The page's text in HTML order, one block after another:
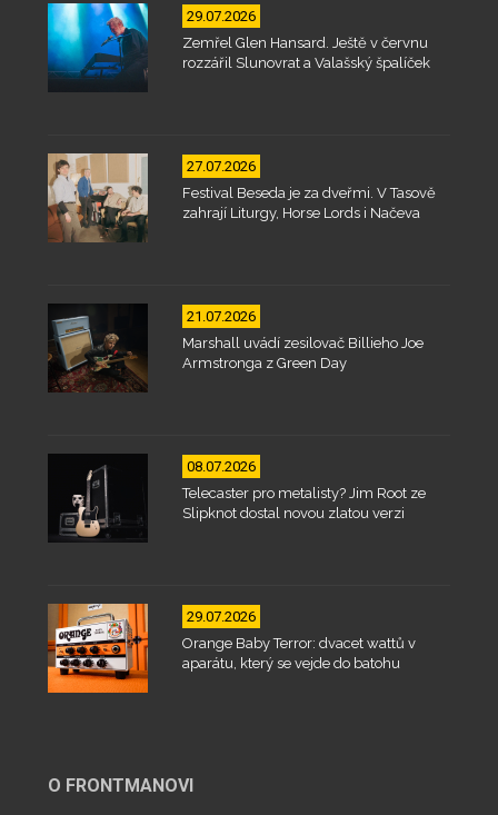
29.07.2026
Zemřel Glen Hansard. Ještě v červnu
rozzářil Slunovrat a Valašský špalíček
27.07.2026
Festival Beseda je za dveřmi. V Tasově
zahrají Liturgy, Horse Lords i Načeva
21.07.2026
Marshall uvádí zesilovač Billieho Joe
Armstronga z Green Day
08.07.2026
Telecaster pro metalisty? Jim Root ze
Slipknot dostal novou zlatou verzi
29.07.2026
Orange Baby Terror: dvacet wattů v
aparátu, který se vejde do batohu
O FRONTMANOVI